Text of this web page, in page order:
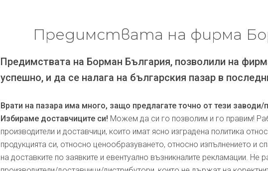
Предимствата на фирма
Предимствата на Борман България, позволили на
успешно, и да се налага на българския пазар в
Врати на пазара има много, защо предлагате точно от тези заводи/
Избираме доставчиците си! Можем да си го позволим и го правим!
производители и доставчици, които имат ясно изградена политика
продукцията си, относно ценообразуването, относно изпълнението и
на доставките по заявките и евентуално възникналите рекламации. Не